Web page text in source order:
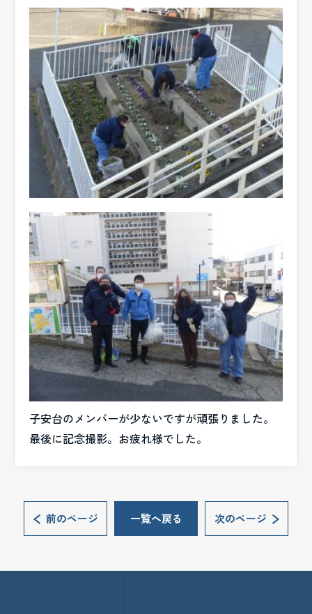
子安台のメンバーが少ないですが頑張りました。
最後に記念撮影。お疲れ様でした。
前のページ 一覧へ戻る 次のページ